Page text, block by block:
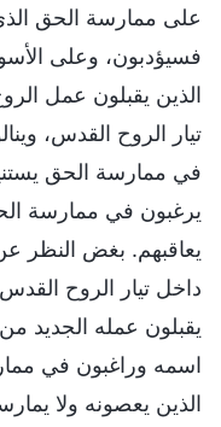
على ممارسة الحق الذي
فسيؤدبون، وعلى
الذين يقبلون عمل
تيار الروح القدس،
في ممارسة الحق
يرغبون في ممارسة
يعاقبهم. بغض النظر
داخل تيار الروح
يقبلون عمله الجديد
اسمه وراغبون في
الذين يعصونه ولا